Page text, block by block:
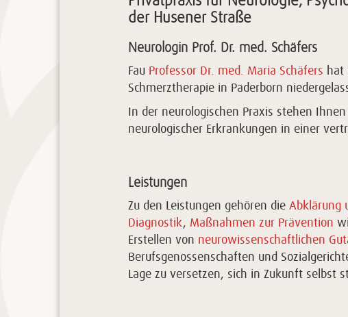
der Husener Straße
Neurologin Prof. Dr. med. Schäfers
Fau Professor Dr. med. Maria Schäfers hat
Schmerztherapie in Paderborn
In der neurologischen Praxis stehen
neurologischer Erkrankungen in einer
Leistungen
Zu den Leistungen gehören die Abklärung
Diagnostik, Maßnahmen zur Prävention
Erstellen von neurowissenschaftlichen
Berufsgenossenschaften und
Lage zu versetzen, sich in Zukunft selbst